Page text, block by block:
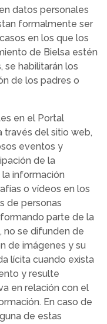
datos personales
formalmente ser
en los que los
de Bielsa estén
se habilitarán los
de los padres o
en el Portal
través del sitio web,
eventos y
de la
la información
o vídeos en los
de personas
parte de la
no se difunden de
de imágenes y su
lícita cuando exista
y resulte
en relación con el
En caso de
de estas